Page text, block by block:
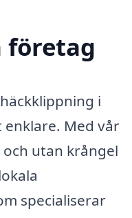
företag
i
Med vår
utan krångel
specialiserar